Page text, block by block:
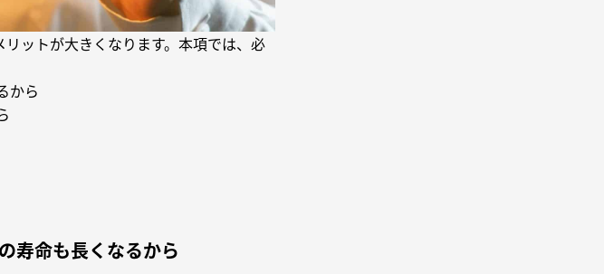
ットが大きくなります。本項では、必
から
寿命も長くなるから